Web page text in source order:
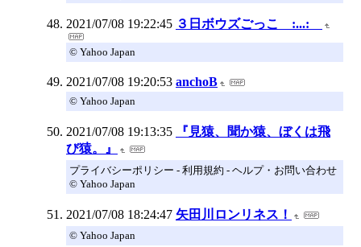
2021/07/08 19:22:45 ３日ボウズごっこ :...:
© Yahoo Japan
2021/07/08 19:20:53 anchoB
© Yahoo Japan
2021/07/08 19:13:35
『見猿、聞か猿、ぼくは飛
び猿。』
プライバシーポリシー - 利用規約 - ヘルプ・お問い合わせ
© Yahoo Japan
2021/07/08 18:24:47 矢田川ロンリネス！
© Yahoo Japan